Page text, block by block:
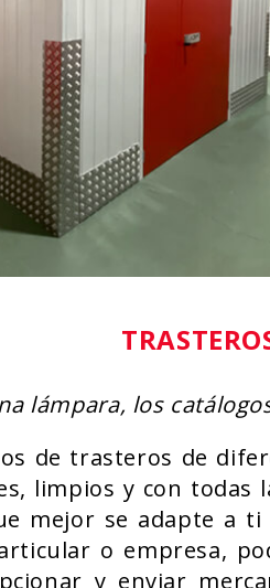
lámpara, los
de trasteros de
limpios y con todas
mejor se adapte a
o empresa,
y enviar